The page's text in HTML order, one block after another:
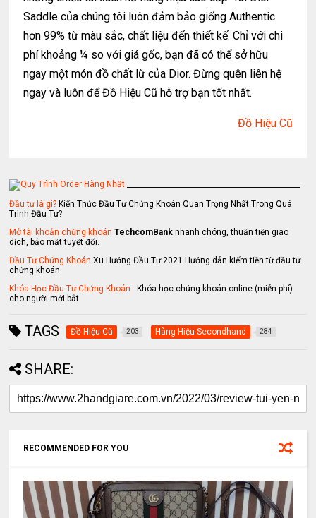
Saddle của chúng tôi luôn đảm bảo giống Authentic
hơn 99% từ màu sắc, chất liệu đến thiết kế. Chỉ với chi
phí khoảng ¼ so với giá gốc, bạn đã có thể sở hữu
ngay một món đồ chất lừ của Dior. Đừng quên liên hệ
ngay và luôn để Đồ Hiệu Cũ hỗ trợ bạn tốt nhất.
Đồ Hiệu Cũ
Đầu tư là gì? Kiến Thức Đầu Tư Chứng Khoán Quan Trọng Nhất Trong Quá
Trình Đầu Tư?
Mở tài khoản chứng khoán TechcomBanknhanh chóng, thuận tiện giao
dịch, bảo mật tuyệt đối.
Đầu Tư Chứng Khoán Xu Hướng Đầu Tư 2021 Hướng dẫn kiếm tiền từ đầu tư
chứng khoán
Khóa Học Đầu Tư Chứng Khoán - Khóa học chứng khoán online (miễn phí)
cho người mới bắt
TAGS Đồ Hiệu Cũ 203 Hàng Hiệu Secondhand 284
SHARE:
RECOMMENDED FOR YOU